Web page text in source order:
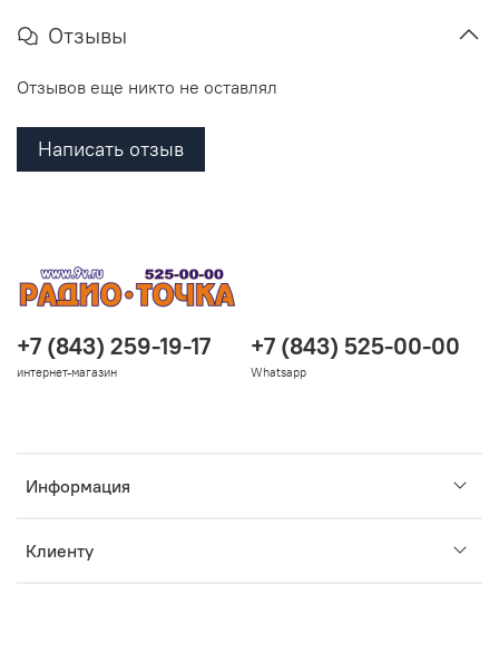
Отзывы
Отзывов еще никто не оставлял
Написать отзыв
Информация
Клиенту
+7 (843) 259-19-17
интернет-магазин
+7 (843) 525-00-00
Whatsapp